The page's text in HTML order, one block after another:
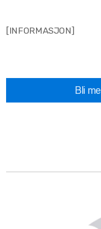
[INFORMASJON]
Bli